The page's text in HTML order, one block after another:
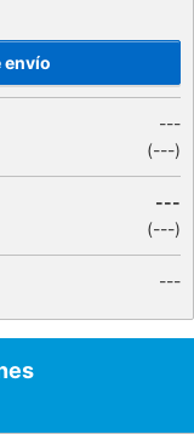
envío
---
(---)
---
(---)
---